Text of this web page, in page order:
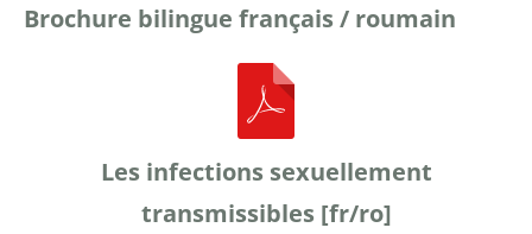
Brochure bilingue français / roumain
Les infections sexuellement
transmissibles [fr/ro]